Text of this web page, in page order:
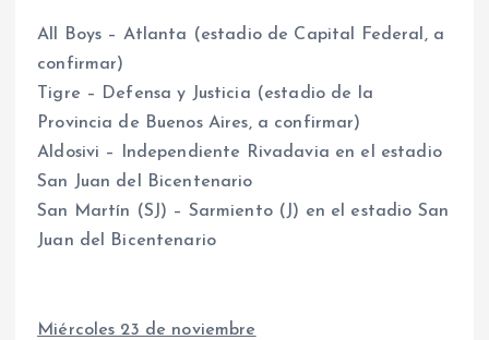
All Boys – Atlanta (estadio de Capital Federal, a
confirmar)
Tigre – Defensa y Justicia (estadio de la
Provincia de Buenos Aires, a confirmar)
Aldosivi – Independiente Rivadavia en el estadio
San Juan del Bicentenario
San Martín (SJ) – Sarmiento (J) en el estadio San
Juan del Bicentenario
Miércoles 23 de noviembre